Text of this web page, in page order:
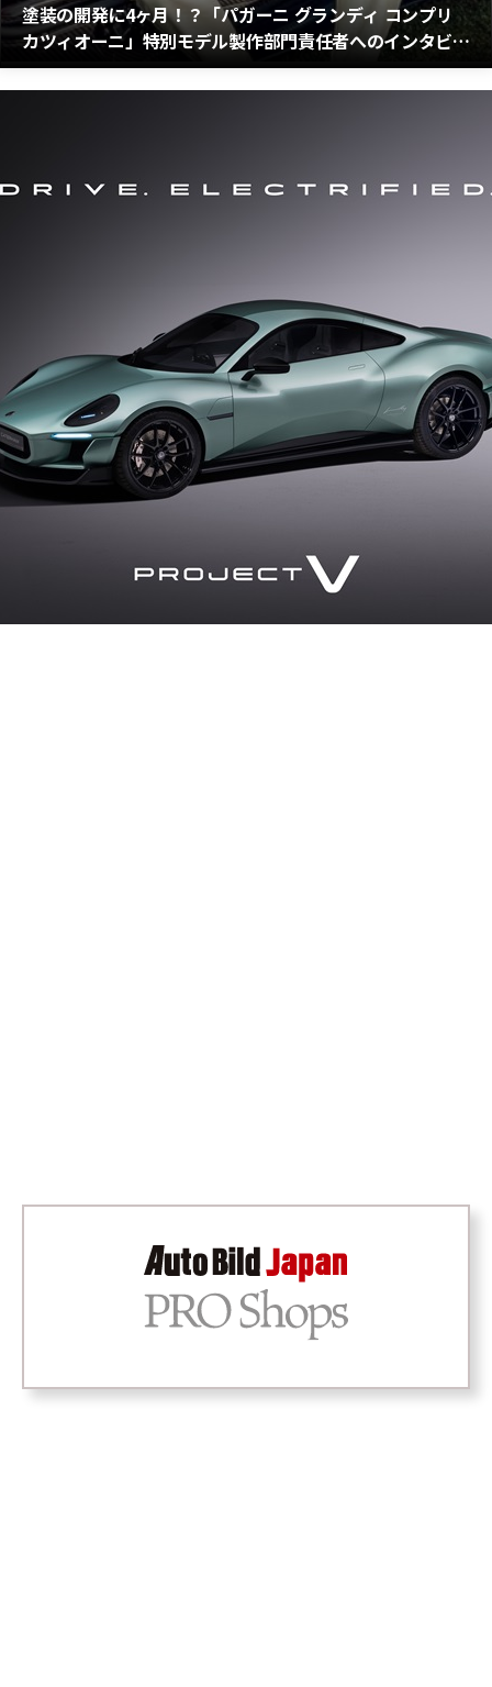
塗装の開発に4ヶ月！？「パガーニ グランディ コンプリ
カツィオーニ」特別モデル製作部門責任者へのインタビュ
ー